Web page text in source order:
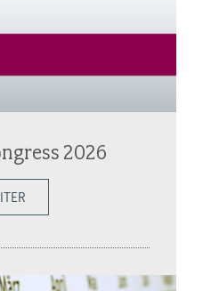
2026